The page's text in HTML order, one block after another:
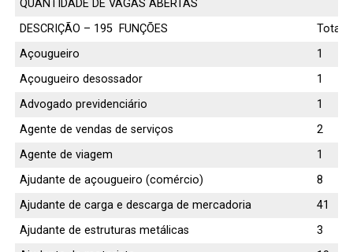
QUANTIDADE DE VAGAS ABERTAS
DESCRIÇÃO – 195 FUNÇÕES
Total
Açougueiro
1
Açougueiro desossador
1
Advogado previdenciário
1
Agente de vendas de serviços
2
Agente de viagem
1
Ajudante de açougueiro (comércio)
8
Ajudante de carga e descarga de mercadoria
41
Ajudante de estruturas metálicas
3